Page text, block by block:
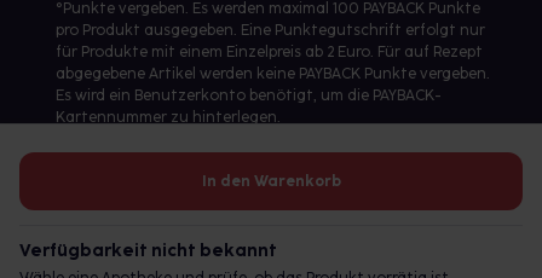
In den Warenkorb
Verfügbarkeit nicht bekannt
°Punkte vergeben. Es werden maximal 100 PAYBACK Punkte
pro Produkt ausgegeben. Eine Punktegutschrift erfolgt nur
für Produkte mit einem Einzelpreis ab 2 Euro. Für auf Rezept
abgegebene Artikel werden keine PAYBACK Punkte vergeben.
Es wird ein Benutzerkonto benötigt, um die PAYBACK-
Kartennummer zu hinterlegen.
Betreiber des Portals und verantwortlich: gesund.de GmbH &
© 2026 gesund.de GmbH & Co. KG